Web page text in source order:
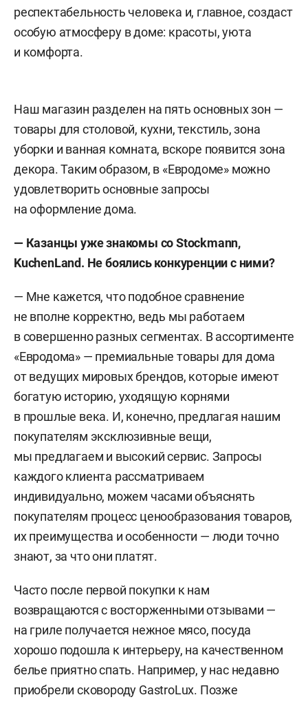
респектабельность человека и, главное, создаст
особую атмосферу в доме: красоты, уюта
и комфорта.
Наш магазин разделен на пять основных зон —
товары для столовой, кухни, текстиль, зона
уборки и ванная комната, вскоре появится зона
декора. Таким образом, в «Евродоме» можно
удовлетворить основные запросы
на оформление дома.
— Казанцы уже знакомы сo Stockmann,
KuchenLand. Не боялись конкуренции с ними?
— Мне кажется, что подобное сравнение
не вполне корректно, ведь мы работаем
в совершенно разных сегментах. В ассортименте
«Евродома» — премиальные товары для дома
от ведущих мировых брендов, которые имеют
богатую историю, уходящую корнями
в прошлые века. И, конечно, предлагая нашим
покупателям эксклюзивные вещи,
мы предлагаем и высокий сервис. Запросы
каждого клиента рассматриваем
индивидуально, можем часами объяснять
покупателям процесс ценообразования товаров,
их преимущества и особенности — люди точно
знают, за что они платят.
Часто после первой покупки к нам
возвращаются с восторженными отзывами —
на гриле получается нежное мясо, посуда
хорошо подошла к интерьеру, на качественном
белье приятно спать. Например, у нас недавно
приобрели сковороду GastroLux. Позже